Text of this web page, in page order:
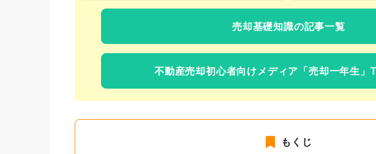
売却基礎知識の記事一覧
不動産売却初心者向けメディア 「売却一年生」
もくじ